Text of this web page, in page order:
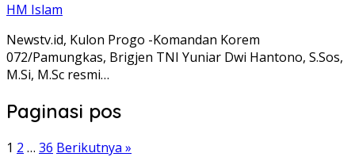
HM Islam
Newstv.id, Kulon Progo -Komandan Korem
072/Pamungkas, Brigjen TNI Yuniar Dwi Hantono, S.Sos,
M.Si, M.Sc resmi…
Paginasi pos
1 2 … 36 Berikutnya »